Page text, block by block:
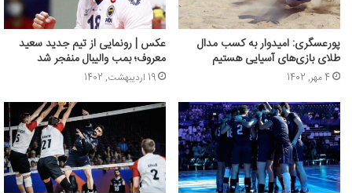
پورعسگری: امیدوار به کسب مدال
طلای بازی‌های آسیایی هستیم
4 مهر, 1402
عکس | رونمایی از تیم جدید سعید
معروف؛ بمب والیبال منفجر شد
19 اردیبهشت, 1402